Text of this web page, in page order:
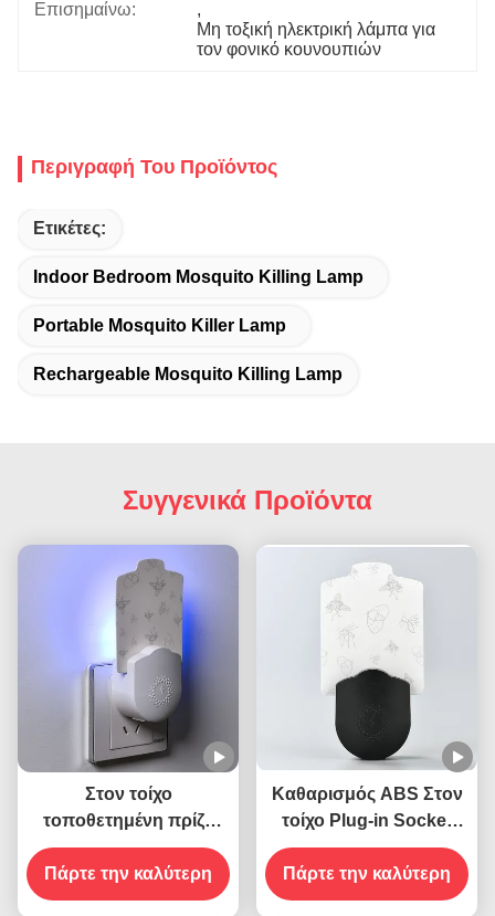
Επισημαίνω:
,
Μη τοξική ηλεκτρική λάμπα για
τον φονικό κουνουπιών
Περιγραφή Του Προϊόντος
Ετικέτες:
Indoor Bedroom Mosquito Killing Lamp
Portable Mosquito Killer Lamp
Rechargeable Mosquito Killing Lamp
Συγγενικά Προϊόντα
Στον τοίχο
τοποθετημένη πρίζα
ηλεκτρική 395 ΝΜ UV
φονικό κουνούπι
φανάρι ιπτάμενο φονικό
Πάρτε την καλύτερη
Καθαρισμός ABS Στον
τοίχο Plug-in Socket
Ηλεκτρική 395 NM UV
Φωτοβολταϊκό Φόνου
Μοσχοειδών Φάλαινα
Πάρτε την καλύτερη